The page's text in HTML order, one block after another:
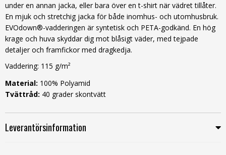
under en annan jacka, eller bara över en t-shirt när vädret tillåter.
En mjuk och stretchig jacka för både inomhus- och utomhusbruk.
EVOdown®-vadderingen är syntetisk och PETA-godkänd. En hög
krage och huva skyddar dig mot blåsigt väder, med tejpade
detaljer och framfickor med dragkedja.
Vaddering: 115 g/m²
Material: 100% Polyamid
Tvättråd: 40 grader skontvätt
Leverantörsinformation